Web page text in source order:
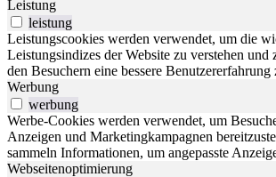
Leistung
leistung
Leistungscookies werden verwendet, um die
Leistungsindizes der Website zu verstehen und
den Besuchern eine bessere Benutzererfahrung
Werbung
werbung
Werbe-Cookies werden verwendet, um
Anzeigen und Marketingkampagnen
sammeln Informationen, um angepasste
Webseitenoptimierung